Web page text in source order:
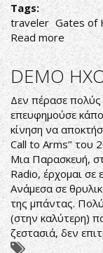
Tags:
traveler Gates of
Read more about
TON
ΔΙΣΚΟ
DEMO
Δεν πέρασε
επευφημούσε
κίνηση να
Call to Arms’’
Μια Παρασκευή,
Radio, έρχομαι σε
Ανάμεσα σε
της μπάντας.
(στην καλύτερη)
ζεστασιά, δεν